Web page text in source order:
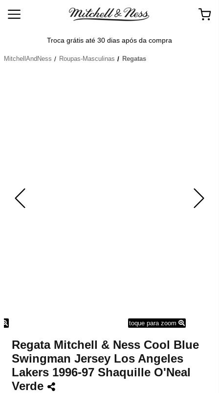
Troca grátis até 30 dias após da compra
MitchellAndNess Roupas-Masculinas Regatas
toque para zoom
Regata Mitchell & Ness Cool Blue
Swingman Jersey Los Angeles
Lakers 1996-97 Shaquille O'Neal
Verde